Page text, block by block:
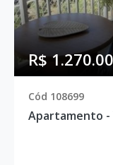
R$
Cód 108699
Apartamento -